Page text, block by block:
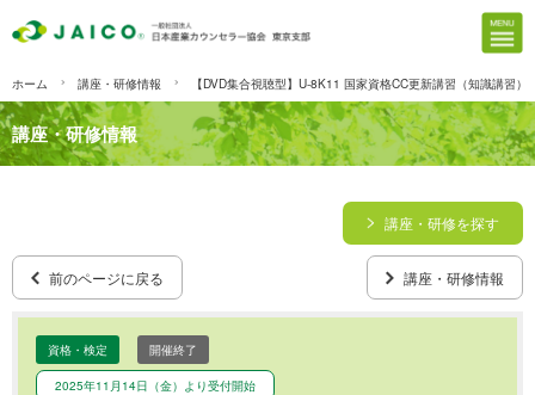
ホーム 講座・研修情報 【DVD集合視聴型】U-8K11 国家資格CC更新講習（知識講習
講座・研修情報
前のページに戻る 講座・研修情報
講座・研修を探す
資格・検定 開催終了
2025年11月14日（金）より受付開始